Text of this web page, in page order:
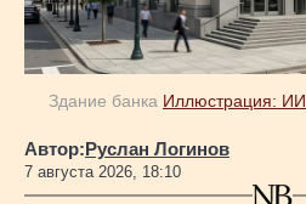
Здание банка Иллюстрация: ИИ
Автор:Руслан Логинов
7 августа 2026, 18:10